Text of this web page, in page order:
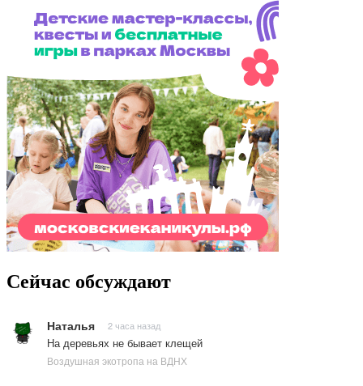
Сейчас обсуждают
Наталья 2 часа назад
На деревьях не бывает клещей
Воздушная экотропа на ВДНХ